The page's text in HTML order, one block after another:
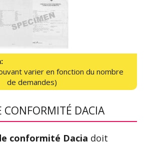
varier en fonction du nombre
de demandes)
CONFORMITÉ DACIA
conformité Dacia doit